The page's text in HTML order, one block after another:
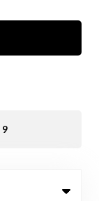
9